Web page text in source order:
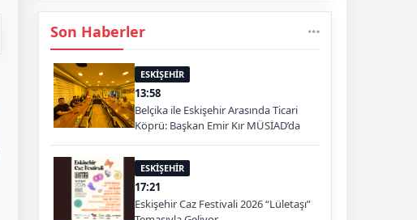
Son Haberler
ESKİŞEHİR
13:58
Belçika ile Eskişehir Arasında Ticari
Köprü: Başkan Emir Kır MÜSİAD’da
ESKİŞEHİR
17:21
Eskişehir Caz Festivali 2026 “Lületaşı”